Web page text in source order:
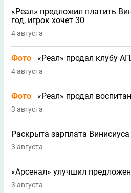
«Реал» предложил платить
год, игрок хочет 30
4 августа
Фото «Реал» продал клубу
4 августа
Фото «Реал» продал
3 августа
Раскрыта зарплата Винисиуса
3 августа
«Арсенал» улучшил
3 августа